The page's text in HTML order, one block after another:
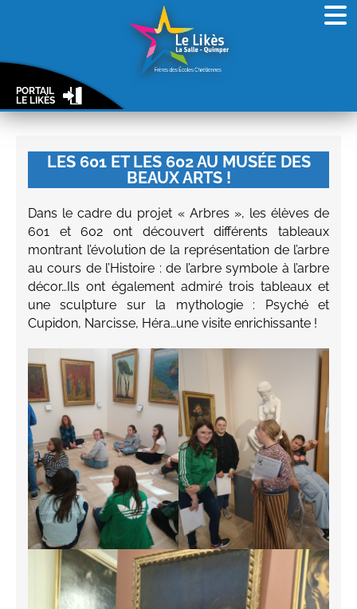
PORTAIL
LE LIKÈS
LES 601 ET LES 602 AU MUSÉE DES
BEAUX ARTS !
Dans le cadre du projet « Arbres », les élèves de
601 et 602 ont découvert différents tableaux
montrant l’évolution de la représentation de l’arbre
au cours de l’Histoire : de l’arbre symbole à l’arbre
décor…Ils ont également admiré trois tableaux et
une sculpture sur la mythologie : Psyché et
Cupidon, Narcisse, Héra…une visite enrichissante !